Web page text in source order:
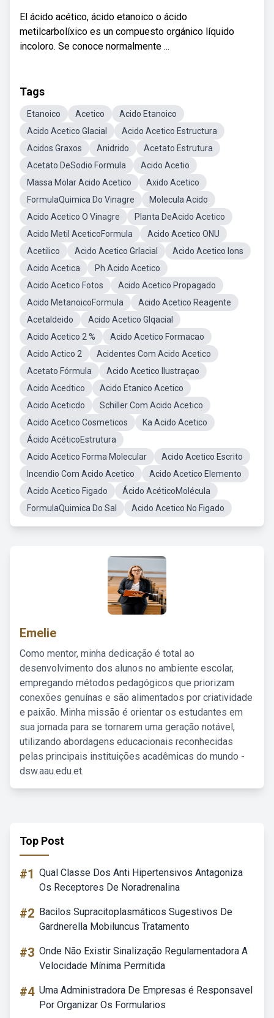
El ácido acético, ácido etanoico o ácido
metilcarbolíxico es un compuesto orgánico líquido
incoloro. Se conoce normalmente ...
Tags
Etanoico Acetico
Acido Etanoico
Acido Acetico Glacial
Acido Acetico Estructura
Acidos Graxos
Anidrido
Acetato Estrutura
Acetato DeSodio Formula
Acido Acetio
Massa Molar Acido Acetico
Axido Acetico
FormulaQuimica Do Vinagre
Molecula Acido
Acido Acetico O Vinagre
Planta DeAcido Acetico
Acido Metil AceticoFormula
Acido Acetico ONU
Acetilico
Acido Acetico Grlacial
Acido Acetico Ions
Acido Acetica
Ph Acido Acetico
Acido Acetico Fotos
Acido Acetico Propagado
Acido MetanoicoFormula
Acido Acetico Reagente
Acetaldeido
Acido Acetico Glqacial
Acido Acetico 2 %
Acido Acetico Formacao
Acido Actico 2
Acidentes Com Acido Acetico
Acetato Fórmula
Acido Acetico Ilustraçao
Acido Acedtico
Acido Etanico Acetico
Acido Aceticdo
Schiller Com Acido Acetico
Acido Acetico Cosmeticos
Ka Acido Acetico
Ácido AcéticoEstrutura
Acido Acetico Forma Molecular
Acido Acetico Escrito
Incendio Com Acido Acetico
Acido Acetico Elemento
Acido Acetico Figado
Ácido AcéticoMolécula
FormulaQuimica Do Sal
Acido Acetico No Figado
Emelie
Como mentor, minha dedicação é total ao
desenvolvimento dos alunos no ambiente escolar,
empregando métodos pedagógicos que priorizam
conexões genuínas e são alimentados por criatividade
e paixão. Minha missão é orientar os estudantes em
sua jornada para se tornarem uma geração notável,
utilizando abordagens educacionais reconhecidas
pelas principais instituições acadêmicas do mundo -
dsw.aau.edu.et.
Top Post
#1 Qual Classe Dos Anti Hipertensivos Antagoniza
Os Receptores De Noradrenalina
#2 Bacilos Supracitoplasmáticos Sugestivos De
Gardnerella Mobiluncus Tratamento
#3 Onde Não Existir Sinalização Regulamentadora A
Velocidade Mínima Permitida
#4 Uma Administradora De Empresas é Responsavel
Por Organizar Os Formularios